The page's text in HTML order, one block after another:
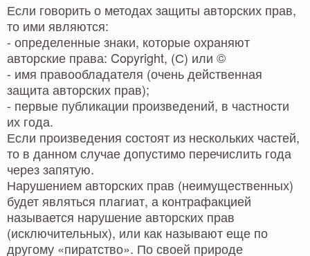
Если говорить о методах защиты авторских прав,
то ими являются:
- определенные знаки, которые охраняют
авторские права: Copyright, (С) или ©
- имя правообладателя (очень действенная
защита авторских прав);
- первые публикации произведений, в частности
их года.
Если произведения состоят из нескольких частей,
то в данном случае допустимо перечислить года
через запятую.
Нарушением авторских прав (неимущественных)
будет являться плагиат, а контрафакцией
называется нарушение авторских прав
(исключительных), или как называют еще по
другому «пиратство». По своей природе